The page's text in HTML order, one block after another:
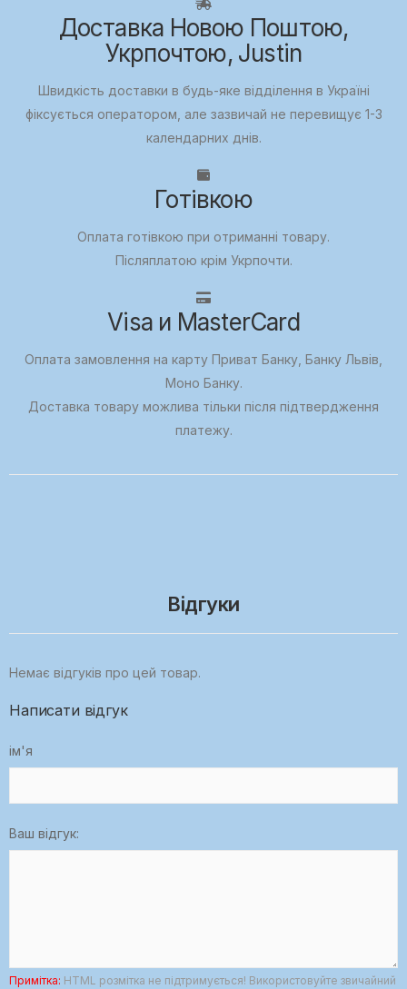
Доставка Новою Поштою,
Укрпочтою, Justin
Швидкість доставки в будь-яке відділення в Україні
фіксується оператором, але зазвичай не перевищує 1-3
календарних днів.
Готівкою
Оплата готівкою при отриманні товару.
Післяплатою крім Укрпочти.
Visa и MasterCard
Оплата замовлення на карту Приват Банку, Банку Львів,
Моно Банку.
Доставка товару можлива тільки після підтвердження
платежу.
Відгуки
Немає відгуків про цей товар.
Написати відгук
ім'я
Ваш відгук:
Примітка: HTML розмітка не підтримується! Використовуйте звичайний